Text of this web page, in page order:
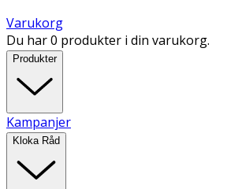
Varukorg
Du har 0 produkter i din varukorg.
Produkter
Kampanjer
Kloka Råd